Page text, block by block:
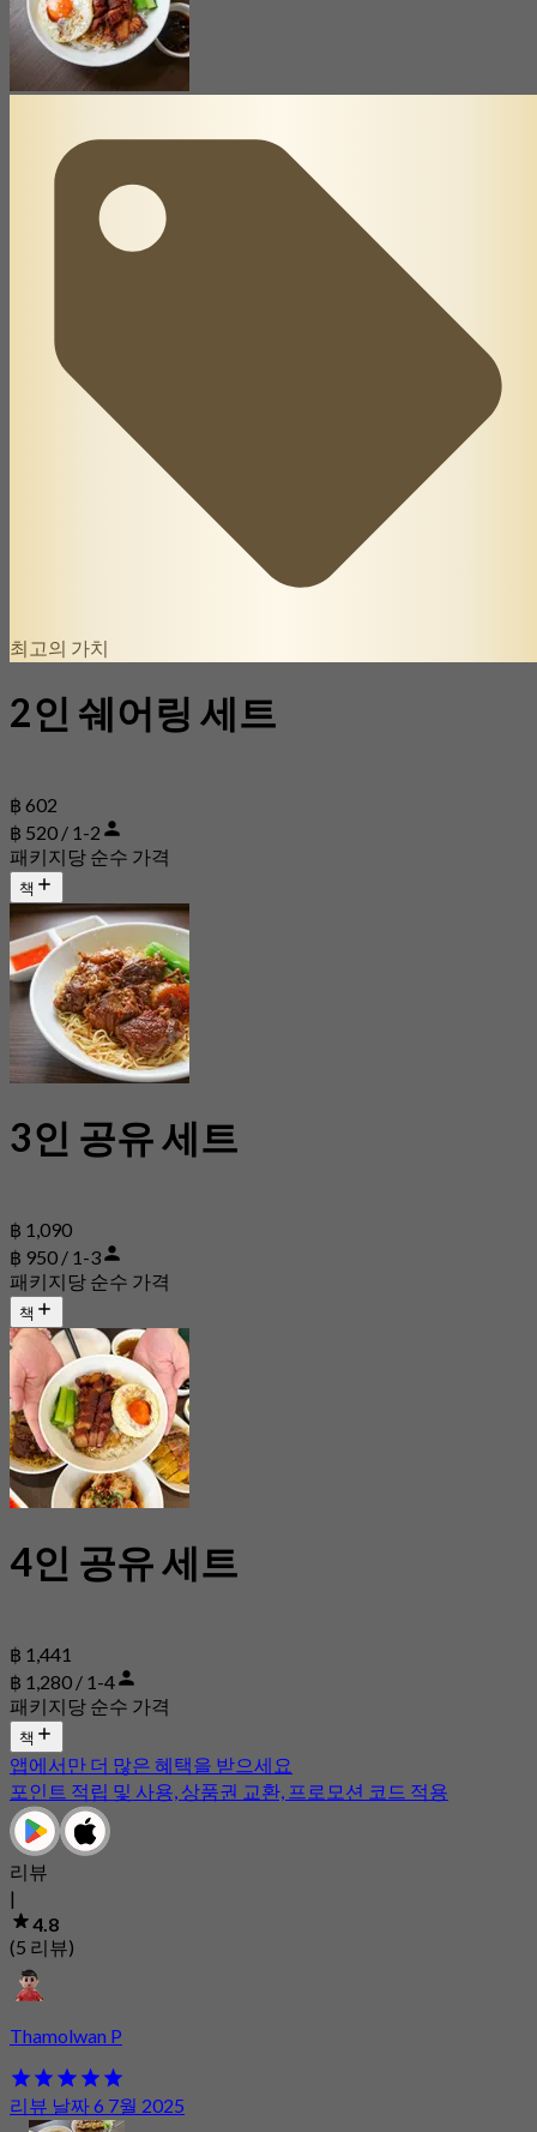
최고의 가치
2인 쉐어링 세트
฿ 602
฿ 520 / 1-2
패키지당 순수 가격
책
3인 공유 세트
฿ 1,090
฿ 950 / 1-3
패키지당 순수 가격
책
4인 공유 세트
฿ 1,441
฿ 1,280 / 1-4
패키지당 순수 가격
책
앱에서만 더 많은 혜택을 받으세요
포인트 적립 및 사용, 상품권 교환, 프로모션 코드 적용
리뷰
|
4.8
(5 리뷰)
Thamolwan P
리뷰 날짜 6 7월 2025